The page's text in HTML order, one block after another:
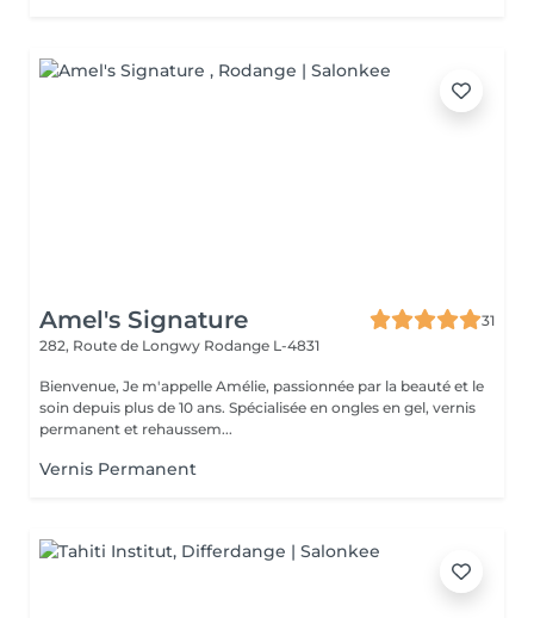
Amel's Signature
31
282, Route de Longwy Rodange L-4831
Bienvenue, Je m'appelle Amélie, passionnée par la beauté et le
soin depuis plus de 10 ans. Spécialisée en ongles en gel, vernis
permanent et rehaussem...
Vernis Permanent